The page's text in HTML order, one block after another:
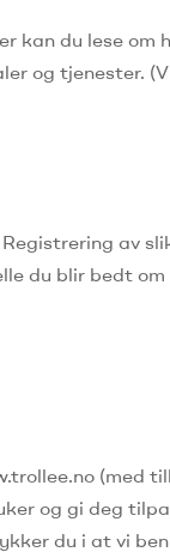
kan du lese om
og tjenester.
Registrering av
du blir bedt om
(med
og gi deg
du i at vi